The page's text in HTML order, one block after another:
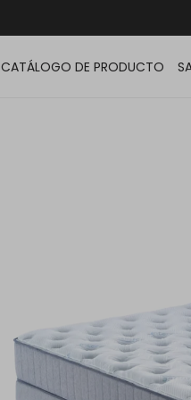
CATÁLOGO DE PRODUCTO